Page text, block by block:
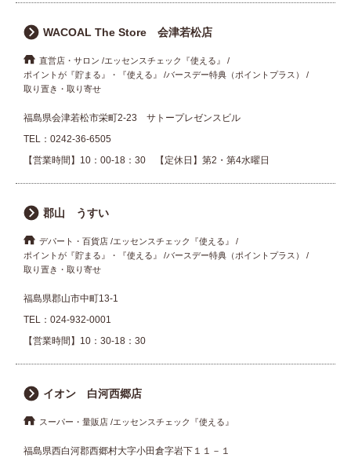
WACOAL The Store 会津若松店
直営店・サロン
エッセンスチェック『使える』
ポイントが『貯まる』・『使える』
バースデー特典（ポイントプラス）
取り置き・取り寄せ
福島県会津若松市栄町2-23 サトープレゼンスビル
TEL： 0242-36-6505
【営業時間】10：00-18：30 【定休日】第2・第4水曜日
郡山 うすい
デパート・百貨店 エッセンスチェック『使える』
ポイントが『貯まる』・『使える』
バースデー特典（ポイントプラス）
取り置き・取り寄せ
福島県郡山市中町13-1
TEL： 024-932-0001
【営業時間】10：30-18：30
イオン 白河西郷店
スーパー・量販店 エッセンスチェック『使える』
福島県西白河郡西郷村大字小田倉字岩下１１－１